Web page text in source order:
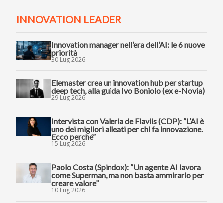
INNOVATION LEADER
Innovation manager nell’era dell’AI: le 6 nuove
priorità
30 Lug 2026
Elemaster crea un innovation hub per startup
deep tech, alla guida Ivo Boniolo (ex e-Novia)
29 Lug 2026
Intervista con Valeria de Flaviis (CDP): “L’AI è
uno dei migliori alleati per chi fa innovazione.
Ecco perché”
15 Lug 2026
Paolo Costa (Spindox): “Un agente AI lavora
come Superman, ma non basta ammirarlo per
creare valore”
10 Lug 2026